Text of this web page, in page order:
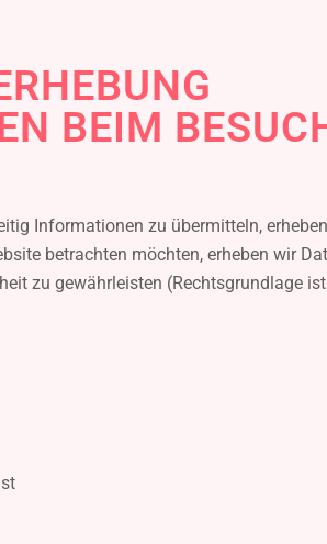
BEIM
Informationen zu übermitteln,
betrachten möchten, erheben wir
zu gewährleisten (Rechtsgrundlage